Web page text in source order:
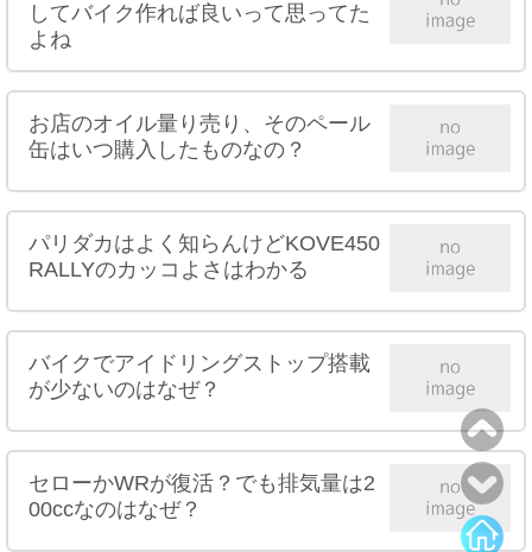
してバイク作れば良いって思ってた
よね
お店のオイル量り売り、そのペール
缶はいつ購入したものなの？
パリダカはよく知らんけどKOVE450
RALLYのカッコよさはわかる
バイクでアイドリングストップ搭載
が少ないのはなぜ？
セローかWRが復活？でも排気量は2
00ccなのはなぜ？